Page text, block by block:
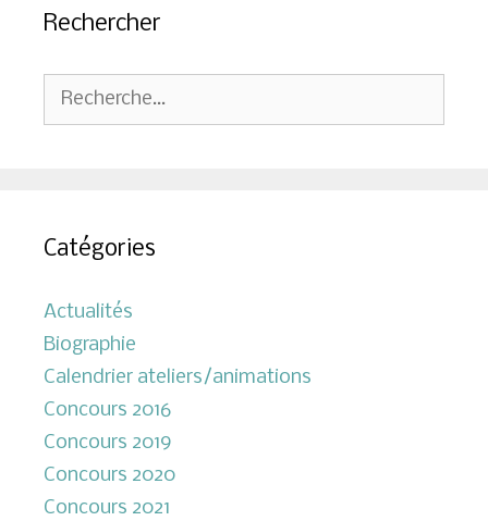
Rechercher
Rechercher :
Catégories
Actualités
Biographie
Calendrier ateliers/animations
Concours 2016
Concours 2019
Concours 2020
Concours 2021